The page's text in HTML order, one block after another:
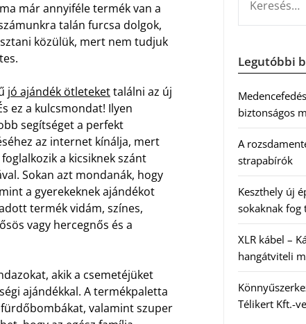
már annyiféle termék van a
talán furcsa dolgok,
közülük, mert nem tudjuk
jó ajándék ötletekettalálni az új
ez a kulcsmondat! Ilyen
segítséget a perfekt
az internet kínálja, mert
a kicsiknek szánt
Sokan azt mondanák, hogy
a gyerekeknek ajándékot
termék vidám, színes,
vagy hercegnős és a
akik a csemetéjüket
ajándékkal. A termékpaletta
valamint szuper
Legutóbbi
biztonságos
A
strapabírók
Keszthely új
sokaknak fog
XLR kábel –
hangátviteli
Télikert Kft.-